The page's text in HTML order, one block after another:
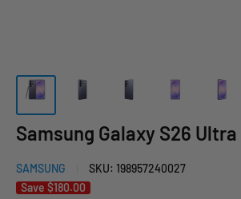
Samsung Galaxy S26 Ultra
SAMSUNG SKU: 198957240027
Save $180.00